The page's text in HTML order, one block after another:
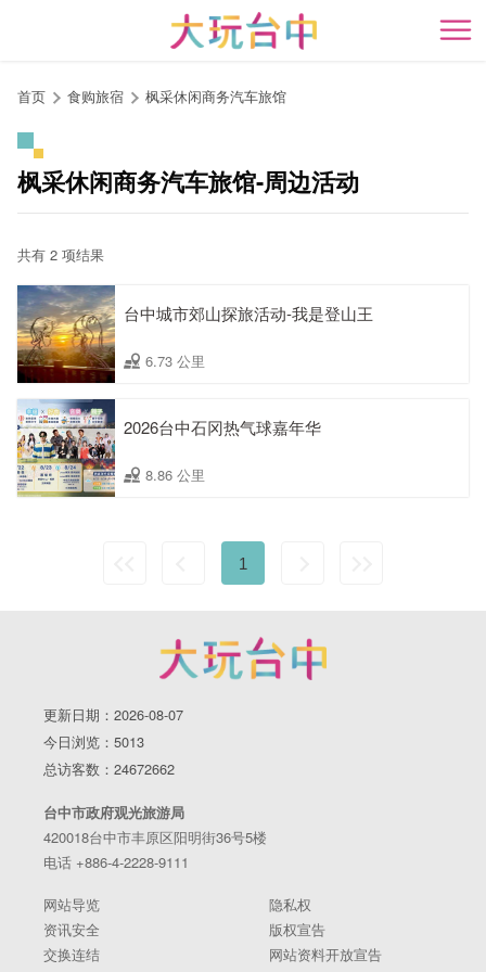
开
首页 食购旅宿 枫采休闲商务汽车旅馆
枫采休闲商务汽车旅馆-周边活动
共有 2 项结果
台中城市郊山探旅活动-我是登山王
6.73 公里
2026台中石冈热气球嘉年华
8.86 公里
1
更新日期：2026-08-07
今日浏览：5013
总访客数：24672662
台中市政府观光旅游局
420018台中市丰原区阳明街36号5楼
电话 +886-4-2228-9111
网站导览
隐私权
资讯安全
版权宣告
交换连结
网站资料开放宣告